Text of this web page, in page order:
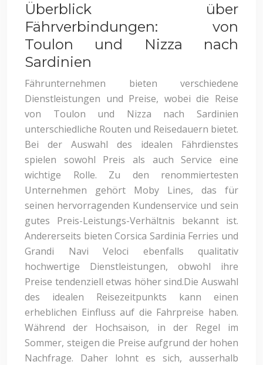
Überblick über
Fährverbindungen: von
Toulon und Nizza nach
Sardinien
Fährunternehmen bieten verschiedene
Dienstleistungen und Preise, wobei die Reise
von Toulon und Nizza nach Sardinien
unterschiedliche Routen und Reisedauern bietet.
Bei der Auswahl des idealen Fährdienstes
spielen sowohl Preis als auch Service eine
wichtige Rolle. Zu den renommiertesten
Unternehmen gehört Moby Lines, das für
seinen hervorragenden Kundenservice und sein
gutes Preis-Leistungs-Verhältnis bekannt ist.
Andererseits bieten Corsica Sardinia Ferries und
Grandi Navi Veloci ebenfalls qualitativ
hochwertige Dienstleistungen, obwohl ihre
Preise tendenziell etwas höher sind.Die Auswahl
des idealen Reisezeitpunkts kann einen
erheblichen Einfluss auf die Fahrpreise haben.
Während der Hochsaison, in der Regel im
Sommer, steigen die Preise aufgrund der hohen
Nachfrage. Daher lohnt es sich, ausserhalb